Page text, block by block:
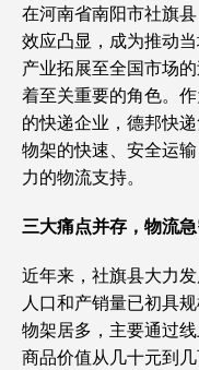
在河南省南阳市社旗
效应凸显，成为推动
产业拓展至全国市场
着至关重要的角色。
的快递企业，德邦快
物架的快速、安全运
力的物流支持。
三大痛点并存，物流
近年来，社旗县大力
人口和产销量已初具
物架居多，主要通过
商品价值从几十元到